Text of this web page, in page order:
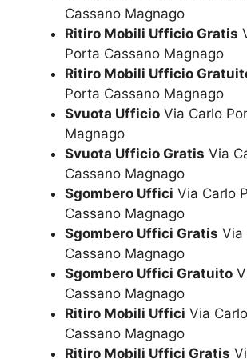
Cassano Magnago
Ritiro Mobili Ufficio Gratis
Porta Cassano Magnago
Ritiro Mobili Ufficio
Porta Cassano Magnago
Svuota Ufficio Via Carlo
Magnago
Svuota Ufficio Gratis Via
Cassano Magnago
Sgombero Uffici Via Carlo
Cassano Magnago
Sgombero Uffici Gratis Via
Cassano Magnago
Sgombero Uffici Gratuito
Cassano Magnago
Ritiro Mobili Uffici Via
Cassano Magnago
Ritiro Mobili Uffici Gratis